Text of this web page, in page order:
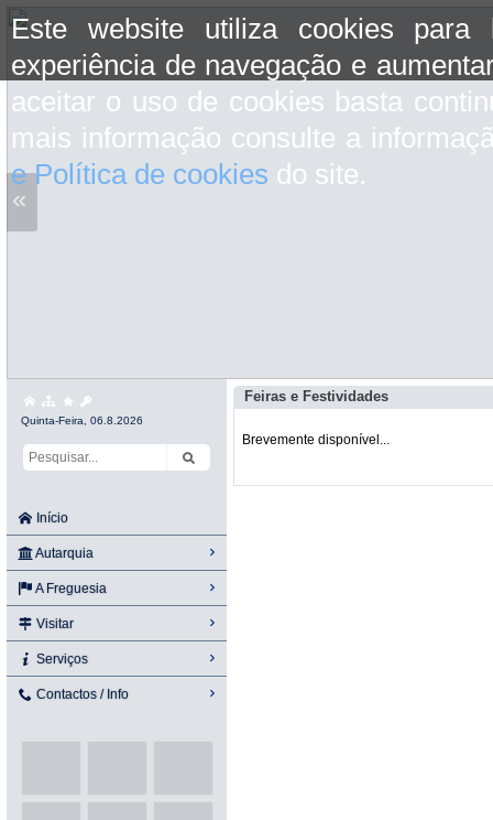
Este website utiliza cookies para
experiência de navegação e
aceitar o uso de cookies basta
mais informação consulte a
e Política de cookies do site.
«
Quinta-Feira, 06.8.2026
Início
Autarquia
A Freguesia
Visitar
Serviços
Contactos / Info
Feiras e Festividades
Brevemente disponível...